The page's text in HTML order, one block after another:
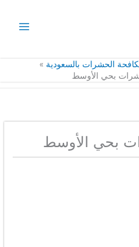
الحشرات بالسعودية
بحي الأوسط
بحي الأوسط